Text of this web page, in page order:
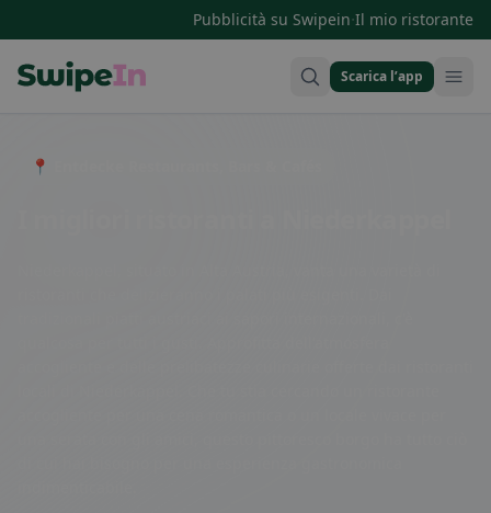
Pubblicità su Swipein·Il mio ristorante
Scarica l’app
📍 Entdecke Restaurants, Bars & Cafés